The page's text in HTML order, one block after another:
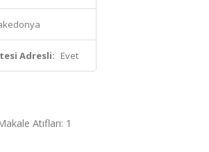
Adresli: Evet
Atıfları: 1